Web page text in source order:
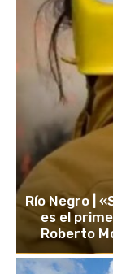
Río Negro |
es el
Roberto